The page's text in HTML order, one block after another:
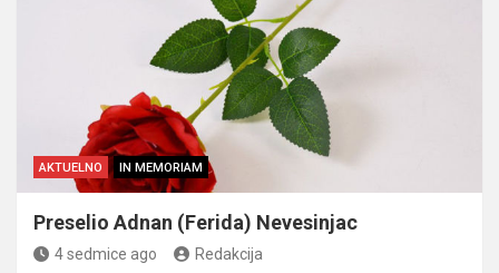
AKTUELNO IN MEMORIAM
Preselio Adnan (Ferida) Nevesinjac
4 sedmice ago Redakcija